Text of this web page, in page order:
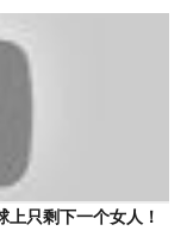
上只剩下一个女人！